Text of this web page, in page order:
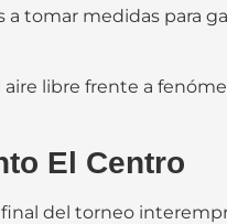
tomar medidas para
libre frente a
El Centro
del torneo